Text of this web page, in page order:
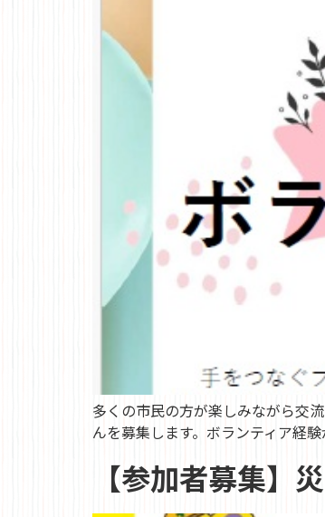
多くの市民の方が楽しみながら交
んを募集します。ボランティア経
【参加者募集】